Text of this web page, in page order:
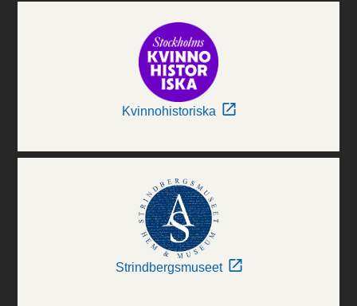
Kvinnohistoriska
Strindbergsmuseet